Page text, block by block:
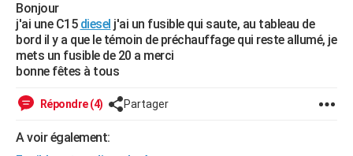
Essais
Réserver un essai
Citadines
Berlines
SUV
Forum auto
+HIGH-TECH
Mobiles
Meilleur smartphone
Internet
Ordinateurs
Jeux vidéo
Guide high-tech
+BRICOLAGE
Forum
Aménagement intérieur
Extérieur
Cuisine
Salle de bains
Jardinage
Rangement
Guides de France
Escapades
Patrimoine
Expositions
Musées
Week-end nature
Art de vivre
Bien-être
Loisirs
Mode
Modes de vie
Bonjour
j'ai une C15 diesel j'ai un fusible qui saute, au tableau de
bord il y a que le témoin de préchauffage qui reste allumé, je
mets un fusible de 20 a merci
bonne fêtes à tous
Répondre (4) Partager
A voir également: